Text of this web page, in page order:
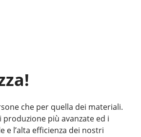
che per quella dei materiali.
produzione più avanzate ed i
l’alta efficienza dei nostri